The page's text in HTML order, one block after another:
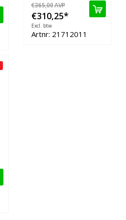
€365,00AVP
€310,25*
Excl. btw
Artnr: 21712011